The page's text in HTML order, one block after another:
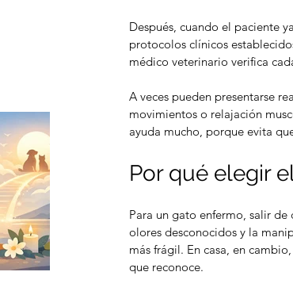
Después, cuando el paciente
protocolos clínicos
médico veterinario verifica
A veces pueden presentarse
movimientos o relajación
ayuda mucho, porque evita
Por qué elegir
Para un gato enfermo, salir
olores desconocidos y la
más frágil. En casa, en
que reconoce.